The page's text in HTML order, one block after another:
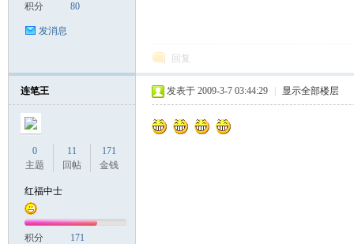
积分 80
发消息
回复
连笔王
0
主题
11
回帖
171
金钱
红福中士
积分 171
发表于 2009-3-7 03:44:29 显示全部楼层